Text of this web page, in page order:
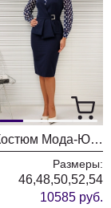
Костюм Мода-Юрс 26-2538 синий + крупный горох
Размеры:
46,48,50,52,54
10585 руб.